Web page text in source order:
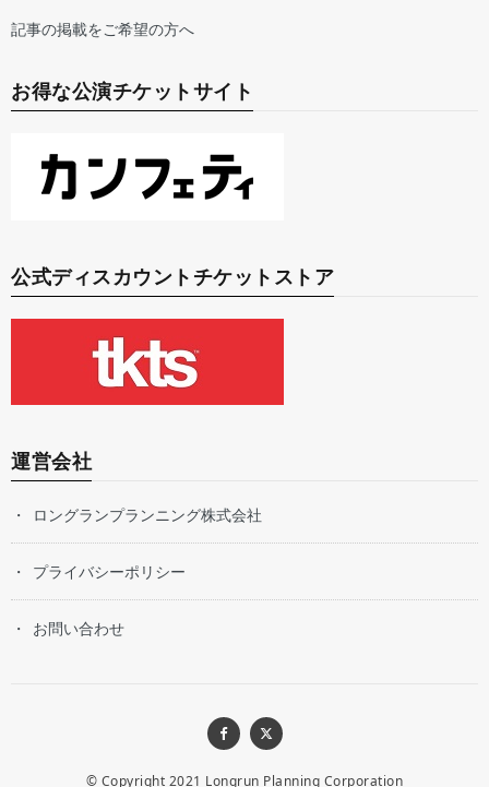
記事の掲載をご希望の方へ
お得な公演チケットサイト
公式ディスカウントチケットストア
運営会社
ロングランプランニング株式会社
プライバシーポリシー
お問い合わせ
© Copyright 2021 Longrun Planning Corporation